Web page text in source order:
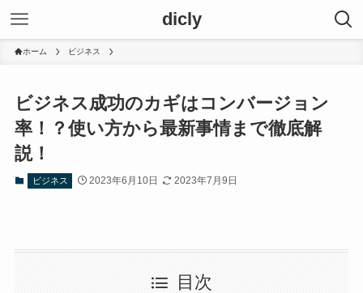
dicly
ホーム ビジネス
ビジネス成功のカギはコンバージョン
率！？使い方から最新事情まで徹底解
説！
ビジネス 2023年6月10日 2023年7月9日
目次